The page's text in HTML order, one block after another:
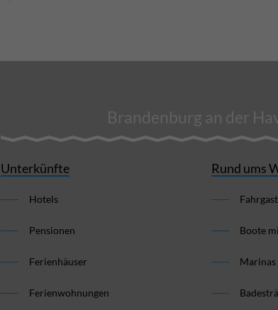
Brandenburg an der
Unterkünfte
Hotels
Pensionen
Ferienhäuser
Ferienwohnungen
Rund ums
Boote
Marinas